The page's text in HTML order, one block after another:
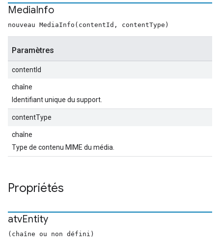
MediaInfo
nouveau MediaInfo(contentId, contentType)
Paramètres
contentId
chaîne
Identifiant unique du support.
contentType
chaîne
Type de contenu MIME du média.
Propriétés
atvEntity
(chaîne ou non défini)